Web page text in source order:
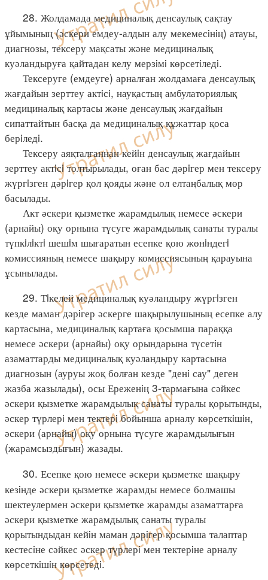
28. Жолдамада медициналық денсаулық сақтау
ұйымының (әскери емдеу-алдын алу мекемесiнiң) атауы,
диагнозы, тексеру мақсаты және медициналық
куәландыруға қайтадан келу мерзiмi көрсетiледi.
Тексеруге (емдеуге) арналған жолдамаға денсаулық
жағдайын зерттеу актiсi, науқастың амбулаториялық
медициналық картасы және денсаулық жағдайын
сипаттайтын басқа да медициналық құжаттар қоса
берiледi.
Тексеру аяқталғаннан кейiн денсаулық жағдайын
зерттеу актiсi толтырылады, оған бас дәрiгер мен тексеру
жүргiзген дәрiгер қол қояды және ол елтаңбалық мөр
басылады.
Акт әскери қызметке жарамдылық немесе әскери
(арнайы) оқу орнына түсуге жарамдылық санаты туралы
түпкiлiктi шешiм шығаратын есепке қою жөнiндегi
комиссияның немесе шақыру комиссиясының қарауына
ұсынылады.
29. Тiкелей медициналық куәландыру жүргiзген
кезде маман дәрiгер әскерге шақырылушының есепке алу
картасына, медициналық картаға қосымша параққа
немесе әскери (арнайы) оқу орындарына түсетiн
азаматтарды медициналық куәландыру картасына
диагнозын (ауруы жоқ болған кезде "денi сау" деген
жазба жазылады), осы Ереженiң 3-тармағына сәйкес
әскери қызметке жарамдылық санаты туралы қорытынды,
әскер түрлерi мен тектерi бойынша арналу көрсеткiшiн,
әскери (арнайы) оқу орнына түсуге жарамдылығын
(жарамсыздығын) жазады.
30. Есепке қою немесе әскери қызметке шақыру
кезiнде әскери қызметке жарамды немесе болмашы
шектеулермен әскери қызметке жарамды азаматтарға
әскери қызметке жарамдылық санаты туралы
қорытындыдан кейiн маман дәрiгер қосымша талаптар
кестесiне сәйкес әскер түрлерi мен тектерiне арналу
көрсеткiшiн көрсетедi.